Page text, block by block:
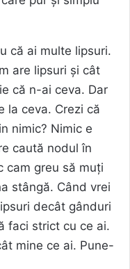
că ai multe lipsuri.
are lipsuri și cât
că n-ai ceva. Dar
la ceva. Crezi că
nimic? Nimic e
caută nodul în
cam greu să muți
stângă. Când vrei
decât gânduri
faci strict cu ce ai.
mine ce ai. Pune-